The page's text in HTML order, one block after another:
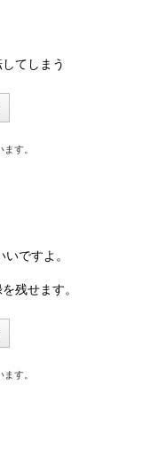
てしまう
す。
ですよ。
残せます。
す。